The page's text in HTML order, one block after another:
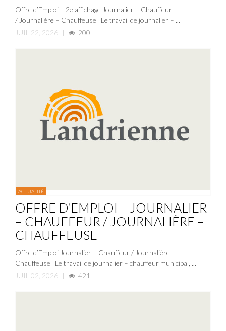
Offre d’Emploi – 2e affichage Journalier – Chauffeur
/ Journalière – Chauffeuse Le travail de journalier – ...
JUIL 22, 2026 | 200
ACTUALITÉ
OFFRE D’EMPLOI – JOURNALIER
– CHAUFFEUR / JOURNALIÈRE –
CHAUFFEUSE
Offre d’Emploi Journalier – Chauffeur / Journalière –
Chauffeuse Le travail de journalier – chauffeur municipal, ...
JUIL 02, 2026
421